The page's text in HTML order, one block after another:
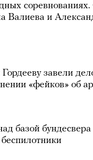
Валиева и
завели
«фейков» об
базой